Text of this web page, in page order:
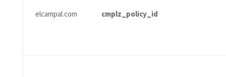
elcampal.com cmplz_policy_id